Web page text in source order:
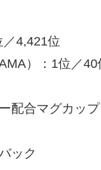
4,421位
）：1位／40
合マグカップ
ック